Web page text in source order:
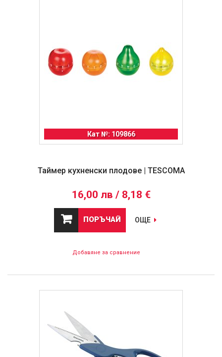
Кат №: 109866
Таймер кухненски плодове | TESCOMA
16,00 лв / 8,18 €
ПОРЪЧАЙ ОЩЕ
Добавяне за сравнение